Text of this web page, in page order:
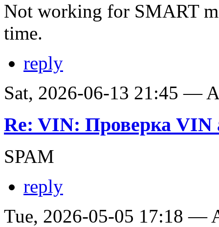
Not working for SMART
time.
reply
Sat, 2026-06-13 21:45 —
Re: VIN: Проверка VIN
SPAM
reply
Tue, 2026-05-05 17:18 —